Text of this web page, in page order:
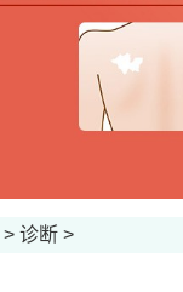
> 诊断 >